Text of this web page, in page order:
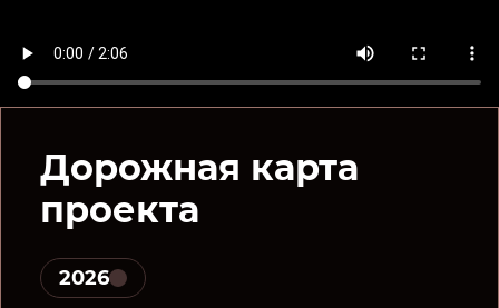
Дорожная карта
проекта
2026